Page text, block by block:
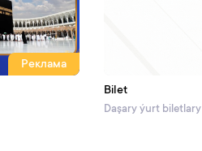
Реклама
Bilet
Daşary ýurt biletlary